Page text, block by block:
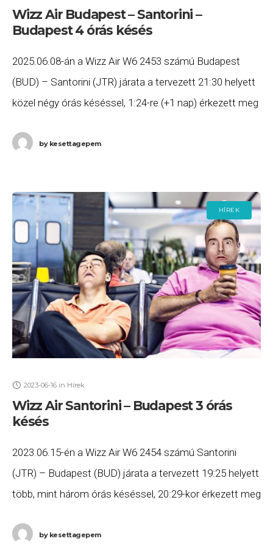
Wizz Air Budapest – Santorini –
Budapest 4 órás késés
2025.06.08-án a Wizz Air W6 2453 számú Budapest
(BUD) – Santorini (JTR) járata a tervezett 21:30 helyett
közel négy órás késéssel, 1:24-re (+1 nap) érkezett meg
bykesettagepem
HÍREK
2023-06-16 in Hírek
Wizz Air Santorini – Budapest 3 órás
késés
2023.06.15-én a Wizz Air W6 2454 számú Santorini
(JTR) – Budapest (BUD) járata a tervezett 19:25 helyett
több, mint három órás késéssel, 20:29-kor érkezett meg
bykesettagepem